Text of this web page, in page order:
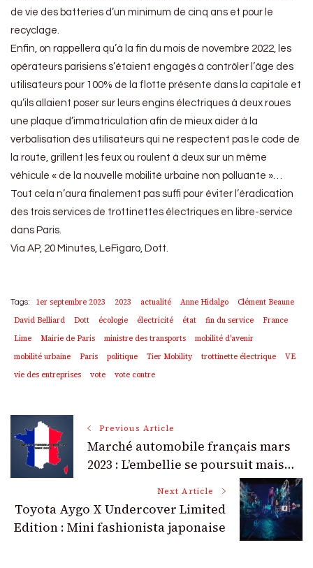
de vie des batteries d’un minimum de cinq ans et pour le
recyclage.
Enfin, on rappellera qu’à la fin du mois de novembre 2022, les
opérateurs parisiens s’étaient engagés à contrôler l’âge des
utilisateurs pour 100% de la flotte présente dans la capitale et
qu’ils allaient poser sur leurs engins électriques à deux roues
une plaque d’immatriculation afin de mieux aider à la
verbalisation des utilisateurs qui ne respectent pas le code de
la route, grillent les feux ou roulent à deux sur un même
véhicule « de la nouvelle mobilité urbaine non polluante »…
Tout cela n’aura finalement pas suffi pour éviter l’éradication
des trois services de trottinettes électriques en libre-service
dans Paris.
Via AP, 20 Minutes, LeFigaro, Dott.
Tags: 1er septembre 2023 2023 actualité Anne Hidalgo
Clément Beaune
David Belliard
Dott écologie électricité état fin du service
France
Lime
Mairie de Paris ministre des transports
mobilité d'avenir
mobilité urbaine
Paris politique Tier Mobility trottinette électrique
VE
vie des entreprises
vote vote contre
Post
Navigation
Previous Article
Marché automobile français mars
2023 : L’embellie se poursuit mais…
Next Article
Toyota Aygo X Undercover Limited
Edition : Mini fashionista japonaise